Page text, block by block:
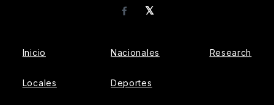
𝕏
Facebook
Inicio
Locales
Nacionales
Deportes
Research